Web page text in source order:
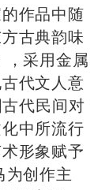
作品中随
古典韵味
，采用金属
代文人意
代民间对
中所流行
形象赋予
为创作主